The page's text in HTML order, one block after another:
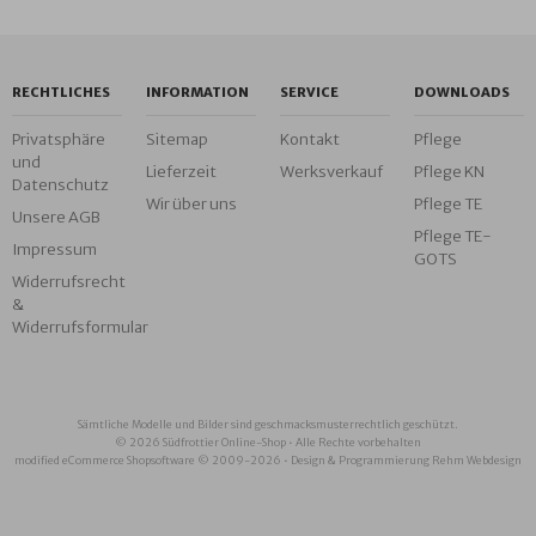
RECHTLICHES
Privatsphäre
und
Datenschutz
Unsere AGB
Impressum
Widerrufsrecht
&
Widerrufsformular
INFORMATION
Sitemap
Lieferzeit
Wir über uns
SERVICE
Kontakt
Werksverkauf
DOWNLOADS
Pflege
Pflege KN
Pflege TE
Pflege TE-
GOTS
Sämtliche Modelle und Bilder sind geschmacksmusterrechtlich geschützt.
© 2026 Südfrottier Online-Shop • Alle Rechte vorbehalten
modified eCommerce Shopsoftware © 2009-2026 • Design & Programmierung Rehm Webdesign